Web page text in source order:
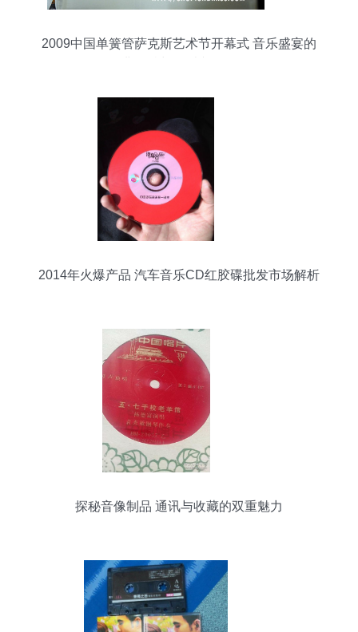
2009中国单簧管萨克斯艺术节开幕式 音乐盛宴的
2014年火爆产品 汽车音乐CD红胶碟批发市场解析
探秘音像制品 通讯与收藏的双重魅力